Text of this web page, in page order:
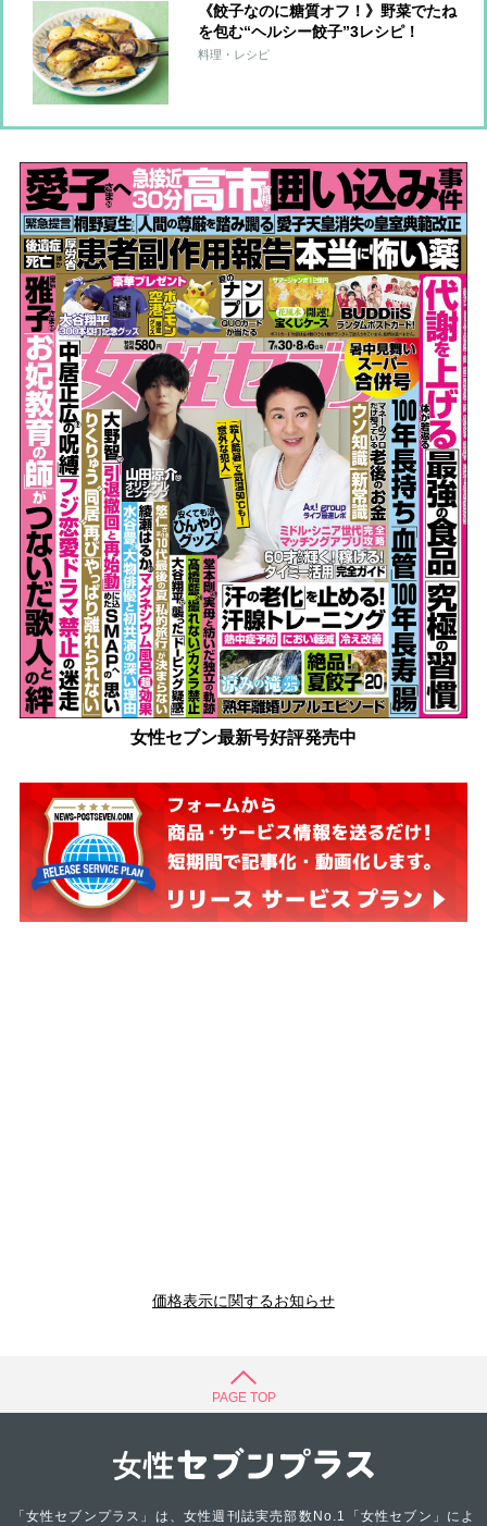
《餃子なのに糖質オフ！》野菜でたね
を包む“ヘルシー餃子”3レシピ！
料理・レシピ
女性セブン最新号好評発売中
価格表示に関するお知らせ
PAGE TOP
「女性セブンプラス」は、女性週刊誌実売部数No.1「女性セブン」によ